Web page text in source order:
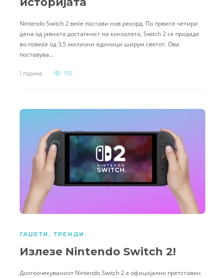
Nintendo Switch 2 веќе постави нов рекорд. По првите четири
дена од јавната достапност на конзолата, Switch 2 се продаде
во повеќе од 3,5 милиони единици ширум светот. Ова
поставува…
1 година 715
ГАЏЕТИ , ТРЕНДИ
Излезе Nintendo Switch 2!
Долгоочекуваниот Nintendo Switch 2 е официјално претставен